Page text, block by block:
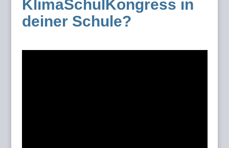
KlimaSchulKongress in
deiner Schule?